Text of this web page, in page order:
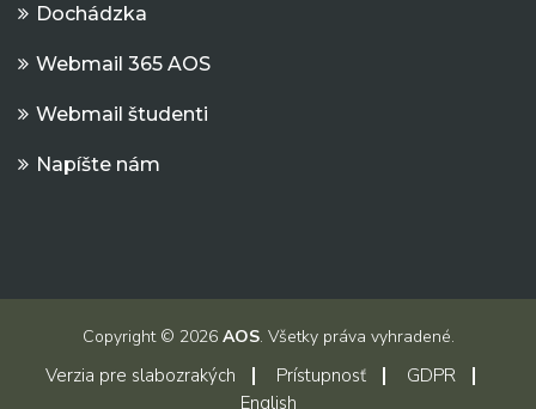
Dochádzka
Webmail 365 AOS
Webmail študenti
Napíšte nám
Copyright © 2026 AOS. Všetky práva vyhradené.
Verzia pre slabozrakých Prístupnosť
GDPR
English